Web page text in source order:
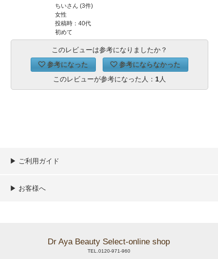
ちいさん (3件)
女性
投稿時：40代
初めて
このレビューは参考になりましたか？
参考になった
参考にならなかった
このレビューが参考になった人： 1人
▶︎ ご利用ガイド
ご利用ガイド
決済／配送／送料について
取り扱い商品一覧
顧客情報の取扱について
特定商取引法の表記
▶︎ お客様へ
Dr Aya Beauty Select-online shop
TEL.0120-971-960